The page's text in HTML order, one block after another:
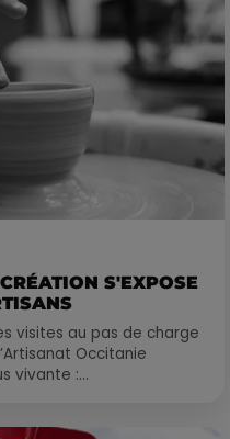
S'EXPOSE
visites au pas de charge
Occitanie
vivante :...